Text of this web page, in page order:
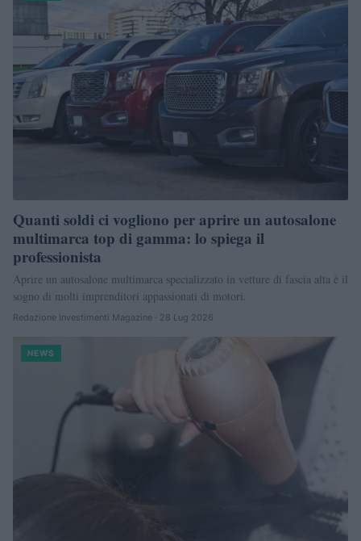
Quanti soldi ci vogliono per aprire un autosalone
multimarca top di gamma: lo spiega il
professionista
Aprire un autosalone multimarca specializzato in vetture di fascia alta è il
sogno di molti imprenditori appassionati di motori.
Redazione Investimenti Magazine · 28 Lug 2026
NEWS